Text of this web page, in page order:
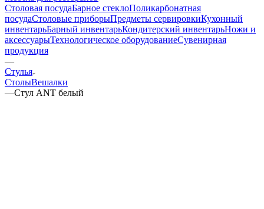
Столовая посудаБарное стеклоПоликарбонатная
посудаСтоловые приборыПредметы сервировкиКухонный
инвентарьБарный инвентарьКондитерский инвентарьНожи и
аксессуарыТехнологическое оборудованиеСувенирная
продукция
—
Стулья
СтолыВешалки
—Стул ANT белый